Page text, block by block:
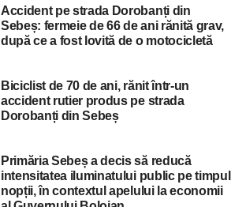
Accident pe strada Dorobanți din
Sebeș: fermeie de 66 de ani rănită grav,
după ce a fost lovită de o motocicletă
Biciclist de 70 de ani, rănit într-un
accident rutier produs pe strada
Dorobanți din Sebeș
Primăria Sebeș a decis să reducă
intensitatea iluminatului public pe timpul
nopții, în contextul apelului la economii